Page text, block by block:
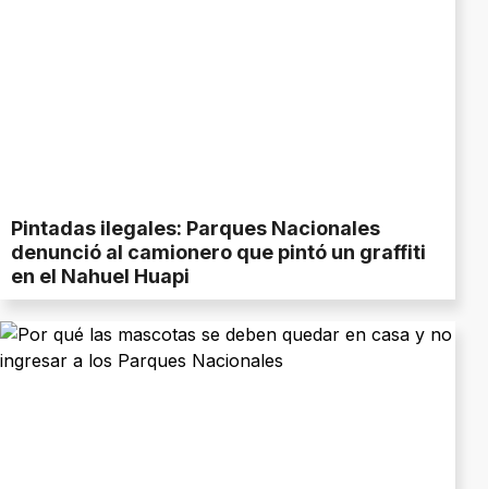
Pintadas ilegales: Parques Nacionales
denunció al camionero que pintó un graffiti
en el Nahuel Huapi